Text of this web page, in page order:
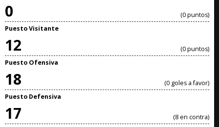
0
(0 puntos)
Puesto Visitante
12
(0 puntos)
Puesto Ofensiva
18
(0 goles a favor)
Puesto Defensiva
17 (8 en contra)